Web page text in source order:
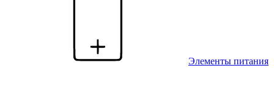
Элементы питания